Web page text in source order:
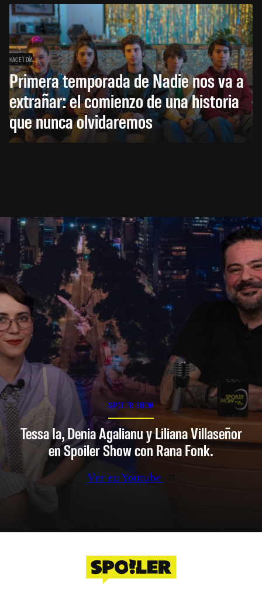
HACE 1 DÍA
Primera temporada de Nadie nos va a
extrañar: el comienzo de una historia
que nunca olvidaremos
SPOILER SHOW
Tessa Ia, Denia Agalianu y Liliana Villaseñor
en Spoiler Show con Rana Fonk.
Ver en Youtube